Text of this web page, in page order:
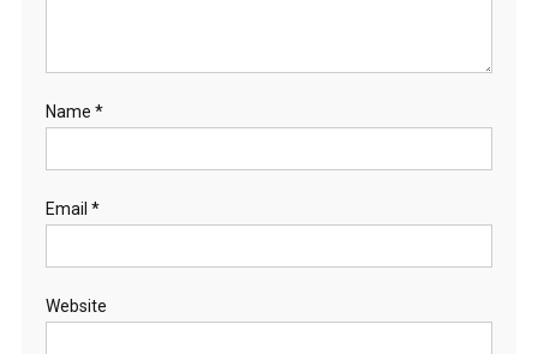
Name *
Email *
Website